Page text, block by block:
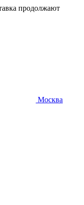
продолжают
Москва